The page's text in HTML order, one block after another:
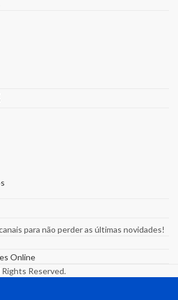
para não perder as últimas novidades!
Reserved.